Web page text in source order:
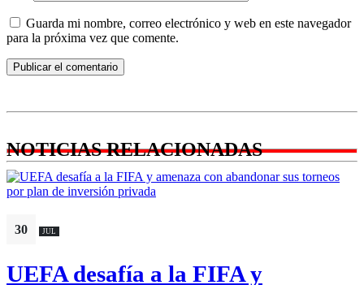
Guarda mi nombre, correo electrónico y web en este navegador
para la próxima vez que comente.
NOTICIAS RELACIONADAS
30 JUL
UEFA desafía a la FIFA y